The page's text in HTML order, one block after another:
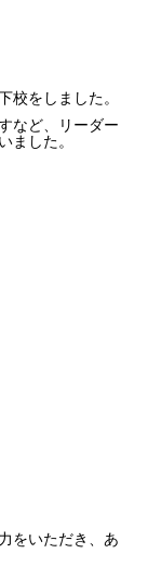
をしました。
など、リーダー
ました。
をいただき、あ